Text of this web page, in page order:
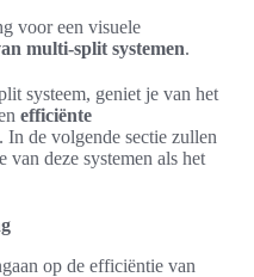
voor een visuele
multi-split systemen.
systeem, geniet je van het
efficiënte
de volgende sectie zullen
deze systemen als het
op de efficiëntie van